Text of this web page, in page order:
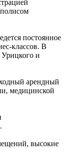
постоянное
классов. В
и
арендный
медицинской
высокие